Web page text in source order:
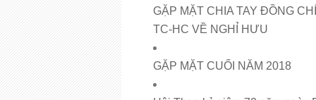
GẶP MẶT CHIA TAY ĐỒNG
TC-HC VỀ NGHỈ HƯU
GẶP MẶT CUỐI NĂM 2018